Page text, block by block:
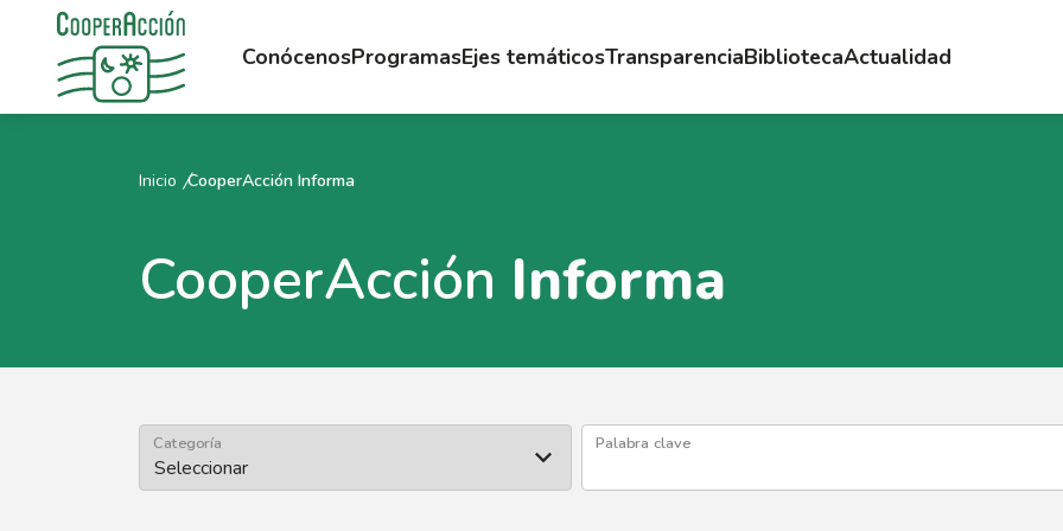
ConócenosProgramasEjes temáticosTransparenciaBibliotecaActualidad
Inicio CooperAcción Informa
CooperAcción Informa
Categoría Palabra clave